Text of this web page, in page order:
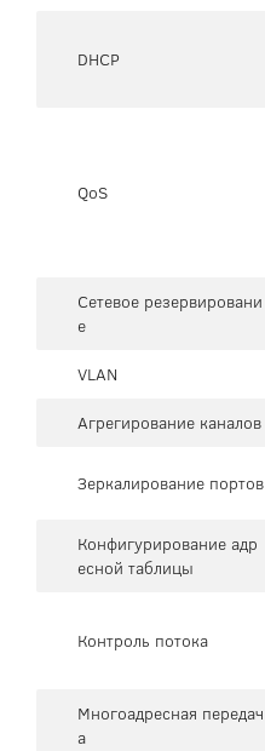
DHCP
QoS
Сетевое резервировани
е
VLAN
Агрегирование каналов
Зеркалирование портов
Конфигурирование адр
есной таблицы
Контроль потока
Многоадресная передач
а